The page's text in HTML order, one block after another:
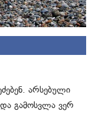
არსებული
და გამოსვლა ვერ